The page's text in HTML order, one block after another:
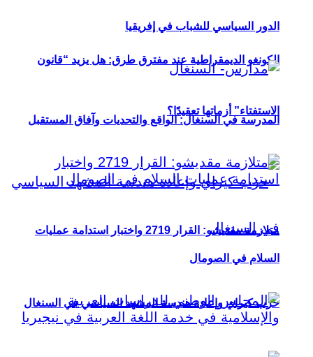
الكونغو الديمقراطية عند مفترق طرق: هل يزيد “قانون
الاستفتاء” أزماتها تعقيدًا؟
حزب كيراي وإعادة هندسة المشهد السياسي في السنغال
الدور السياسي للشباب في إفريقيا
المدرسة في السنغال: الواقع والتحديات وآفاق المستقبل
متلازمة مقديشو: القرار 2719 واختبار استدامة عمليات
السلام في الصومال